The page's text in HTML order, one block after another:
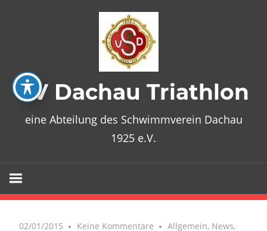
SV Dachau Triathlon
eine Abteilung des Schwimmverein Dachau
1925 e.V.
02/01/2015 Keine Kommentare Allgemein, News,